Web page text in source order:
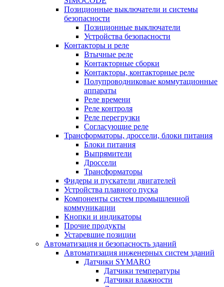
Позиционные выключатели и системы
безопасности
Позиционные выключатели
Устройства безопасности
Контакторы и реле
Втычные реле
Контакторные сборки
Контакторы, контакторные реле
Полупроводниковые коммутационные
аппараты
Реле времени
Реле контроля
Реле перегрузки
Согласующие реле
Трансформаторы, дроссели, блоки питания
Блоки питания
Выпрямители
Дроссели
Трансформаторы
Фидеры и пускатели двигателей
Устройства плавного пуска
Компоненты систем промышленной
коммуникации
Кнопки и индикаторы
Прочие продукты
Устаревшие позиции
Автоматизация и безопасность зданий
Автоматизация инженерных систем зданий
Датчики SYMARO
Датчики температуры
Датчики влажности